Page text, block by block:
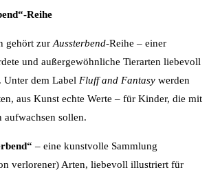
Reihe
gehört zurAussterbend-Reihe – einer
und außergewöhnliche Tierarten liebevoll
Unter dem Label Fluff and Fantasy werden
aus Kunst echte Werte – für Kinder, die mit
aufwachsen sollen.
– eine kunstvolle Sammlung
verlorener) Arten, liebevoll illustriert für